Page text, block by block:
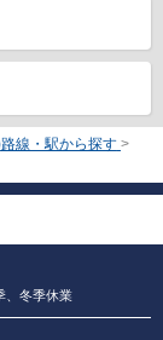
線・駅から探す >
、冬季休業